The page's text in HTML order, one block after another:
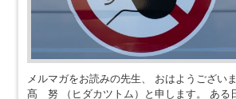
メルマガをお読みの先生、 おはようござい
髙 努 （ヒダカツトム）と申します。 ある